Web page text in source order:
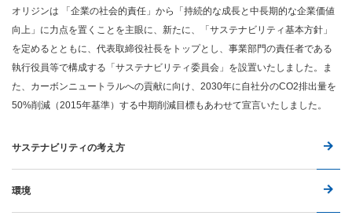
オリジンは 「企業の社会的責任」から「持続的な成長と中長期的な企業価値
向上」に力点を置くことを主眼に、新たに、「サステナビリティ基本方針」
を定めるとともに、代表取締役社長をトップとし、事業部門の責任者である
執行役員等で構成する「サステナビリティ委員会」を設置いたしました。ま
た、カーボンニュートラルへの貢献に向け、2030年に自社分のCO2排出量を
50%削減（2015年基準）する中期削減目標もあわせて宣言いたしました。
サステナビリティの考え方
環境